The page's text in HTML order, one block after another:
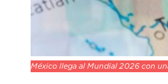
México llega al Mundial 2026 con